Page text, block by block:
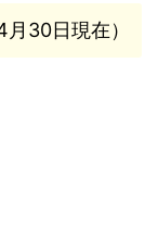
30日現在）